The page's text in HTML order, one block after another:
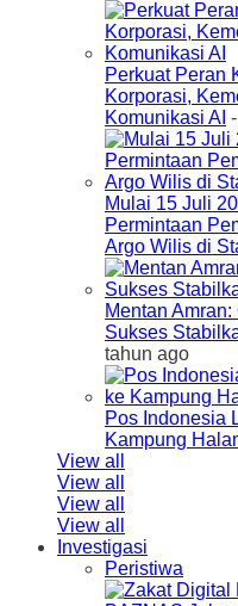
Perkuat Peran
Korporasi,
Komunikasi AI
Mulai 15 Juli
Permintaan
Argo Wilis di
Mentan
Sukses
tahun ago
Pos Indonesia
Kampung
View all
View all
View all
View all
Investigasi
Peristiwa